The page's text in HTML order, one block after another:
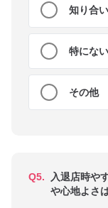
知り合
特にな
その他
Q5.
入退店時や
や心地よさ